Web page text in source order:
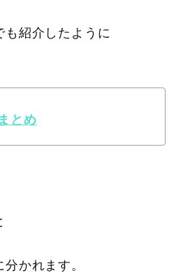
も紹介したように
とめ
かれます。